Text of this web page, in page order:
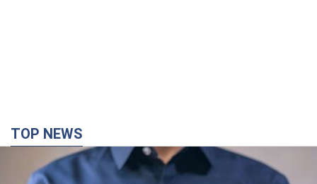
Мікрокредити без міфів: три типові сценарії